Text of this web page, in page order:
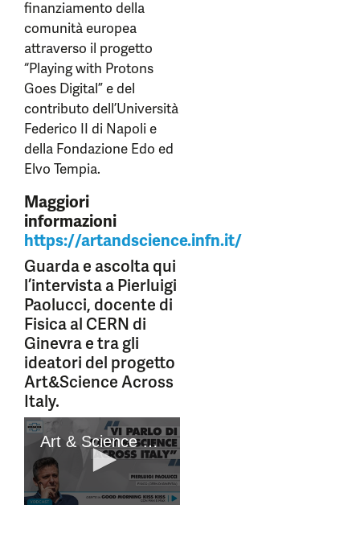
finanziamento della
comunità europea
attraverso il progetto
“Playing with Protons
Goes Digital” e del
contributo dell’Università
Federico II di Napoli e
della Fondazione Edo ed
Elvo Tempia.
Maggiori
informazioni
https://artandscience.infn.it/
Guarda e ascolta qui
l’intervista a Pierluigi
Paolucci, docente di
Fisica al CERN di
Ginevra e tra gli
ideatori del progetto
Art&Science Across
Italy.